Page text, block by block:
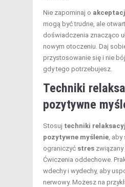
Nie zapominaj o
mogą być trudne, ale
doświadczenia znacząco
nowym otoczeniu. Daj
przystosowanie się i nie
gdy tego potrzebujesz.
Techniki
pozytywne
Stosuj techniki
pozytywne myślenie, aby
ograniczyć stres
Ćwiczenia oddechowe.
wdechy i wydechy, aby
nerwowy. Możesz na